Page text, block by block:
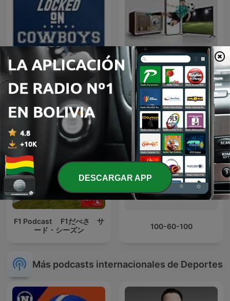
Locked On Cowboys -
Daily Podcast On The
Dallas Cowboys
Chaco Sports - El
Polideportivo
F1 Podcast F1だべさ サ
ード・シーズン
100-60-100
Más podcasts internacionales de Deportes
DESCARGAR APP